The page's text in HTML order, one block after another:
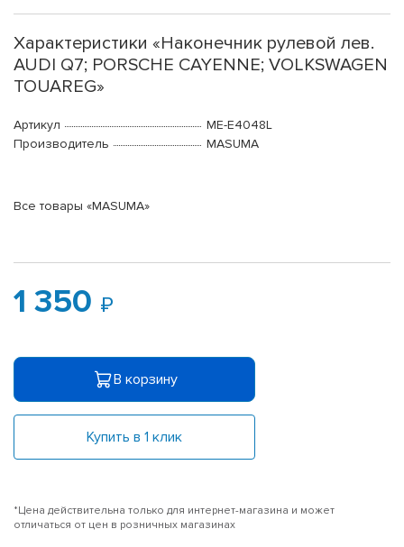
Характеристики «Наконечник рулевой лев.
AUDI Q7; PORSCHE CAYENNE; VOLKSWAGEN
TOUAREG»
Артикул
ME-E4048L
Производитель
MASUMA
Все товары «MASUMA»
1 350
В корзину
Купить в 1 клик
*Цена действительна только для интернет-магазина и может
отличаться от цен в розничных магазинах